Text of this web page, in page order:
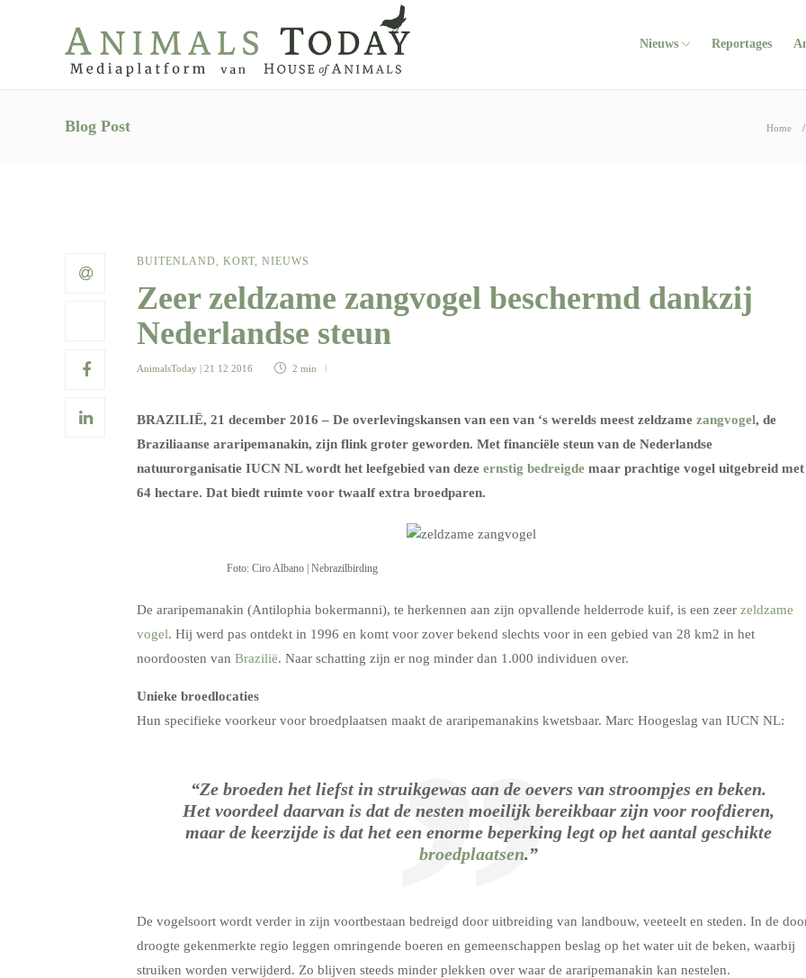
Nieuws Reportages
Blog Post Home
BUITENLAND, KORT, NIEUWS
Zeer zeldzame zangvogel beschermd dankzij
Nederlandse steun
AnimalsToday | 21 12 2016 2 min
BRAZILIË, 21 december 2016 – De overlevingskansen van een van ‘s werelds meest zeldzame zangvogel, de
Braziliaanse araripemanakin, zijn flink groter geworden. Met financiële steun van de Nederlandse
natuurorganisatie IUCN NL wordt het leefgebied van deze ernstig bedreigde maar prachtige vogel uitgebreid met
64 hectare. Dat biedt ruimte voor twaalf extra broedparen.
Foto: Ciro Albano | Nebrazilbirding
De araripemanakin (Antilophia bokermanni), te herkennen aan zijn opvallende helderrode kuif, is een zeer zeldzame
vogel. Hij werd pas ontdekt in 1996 en komt voor zover bekend slechts voor in een gebied van 28 km2 in het
noordoosten van Brazilië. Naar schatting zijn er nog minder dan 1.000 individuen over.
Unieke broedlocaties
Hun specifieke voorkeur voor broedplaatsen maakt de araripemanakins kwetsbaar. Marc Hoogeslag van IUCN NL:
“Ze broeden het liefst in struikgewas aan de oevers van stroompjes en beken.
Het voordeel daarvan is dat de nesten moeilijk bereikbaar zijn voor roofdieren,
maar de keerzijde is dat het een enorme beperking legt op het aantal geschikte
broedplaatsen.”
De vogelsoort wordt verder in zijn voortbestaan bedreigd door uitbreiding van landbouw, veeteelt en steden. In de
droogte gekenmerkte regio leggen omringende boeren en gemeenschappen beslag op het water uit de beken, waarbij
struiken worden verwijderd. Zo blijven steeds minder plekken over waar de araripemanakin kan nestelen.